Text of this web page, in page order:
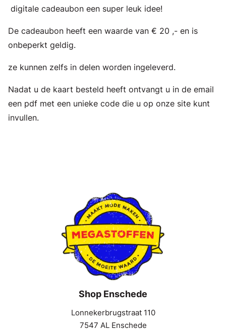
digitale cadeaubon een super leuk idee!
De cadeaubon heeft een waarde van € 20 ,- en is
onbeperkt geldig.
ze kunnen zelfs in delen worden ingeleverd.
Nadat u de kaart besteld heeft ontvangt u in de email
een pdf met een unieke code die u op onze site kunt
invullen.
Shop Enschede
Lonnekerbrugstraat 110
7547 AL Enschede